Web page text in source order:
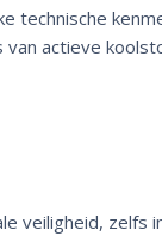
technische
van actieve
veiligheid, zelfs